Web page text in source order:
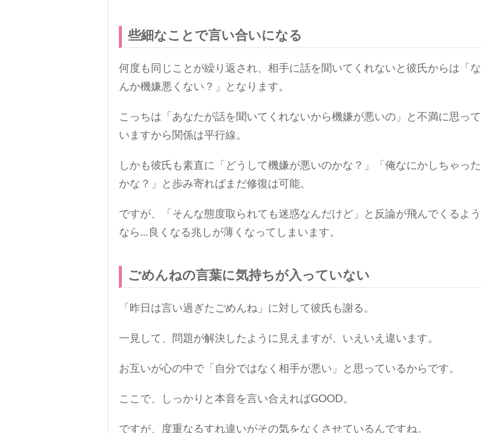
些細なことで言い合いになる
何度も同じことが繰り返され、相手に話を聞いてくれないと彼氏からは「な
んか機嫌悪くない？」となります。
こっちは「あなたが話を聞いてくれないから機嫌が悪いの」と不満に思って
いますから関係は平行線。
しかも彼氏も素直に「どうして機嫌が悪いのかな？」「俺なにかしちゃった
かな？」と歩み寄ればまだ修復は可能。
ですが、「そんな態度取られても迷惑なんだけど」と反論が飛んでくるよう
なら…良くなる兆しが薄くなってしまいます。
ごめんねの言葉に気持ちが入っていない
「昨日は言い過ぎたごめんね」に対して彼氏も謝る。
一見して、問題が解決したように見えますが、いえいえ違います。
お互いが心の中で「自分ではなく相手が悪い」と思っているからです。
ここで、しっかりと本音を言い合えればGOOD。
ですが、度重なるすれ違いがその気をなくさせているんですね。